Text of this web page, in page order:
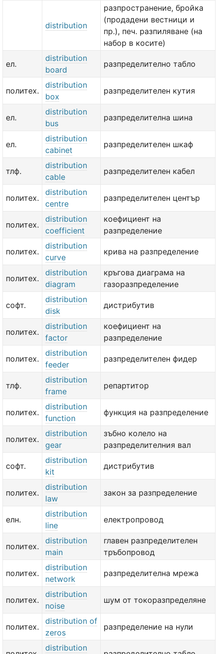
distribution
разпространение, бройка
(продадени вестници и
пр.), печ. разпиляване (на
набор в косите)
ел.
distribution
board
разпределително табло
политех.
distribution
box
разпределителен кутия
ел.
distribution
bus
разпределителна шина
ел.
distribution
cabinet
разпределителен шкаф
тлф.
distribution
cable
разпределителен кабел
политех.
distribution
centre
разпределителен център
политех.
distribution
coefficient
коефициент на
разпределение
политех.
distribution
curve
крива на разпределение
политех.
distribution
diagram
кръгова диаграма на
газоразпределение
софт.
distribution
disk
дистрибутив
политех.
distribution
factor
коефициент на
разпределение
политех.
distribution
feeder
разпределителен фидер
тлф.
distribution
frame
репартитор
политех.
distribution
function
функция на разпределение
политех.
distribution
gear
зъбно колело на
разпределителния вал
софт.
distribution
kit
дистрибутив
политех.
distribution
law
закон за разпределение
елн.
distribution
line
електропровод
политех.
distribution
main
главен разпределителен
тръбопровод
политех.
distribution
network
разпределителна мрежа
политех.
distribution
noise
шум от токоразпределяне
политех.
distribution of
zeros
разпределение на нули
distribution